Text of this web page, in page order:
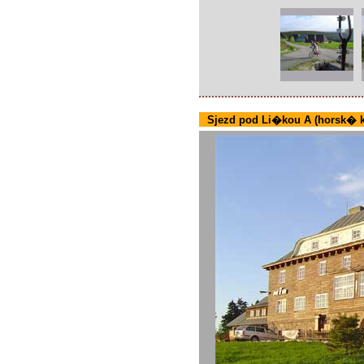
Sjezd pod Li�kou A (horsk�